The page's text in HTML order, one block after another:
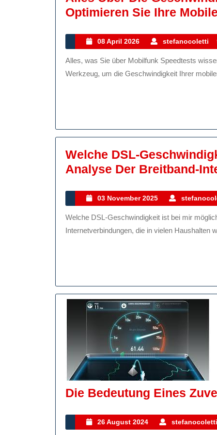
Optimieren Sie Ihre
08 April 2026
08
April
2026
stefanocoletti
Alles, was Sie über Mobilfunk Speedtests wissen müssen Der Mobilfunk Speedtest ist ein nützliches
Werkzeug, um die Geschwindigkeit Ihrer
Welche DSL-
Analyse Der Breitband-
03 November 2025
03
November
2025
Welche DSL-Geschwindigkeit ist bei mir möglich? DSL ist eine der beliebtesten Arten von Breitband-
Internetverbindungen, die in vielen Haushalten
Die Bedeutung Eines
26 August 2024
26
August
stefanocoletti